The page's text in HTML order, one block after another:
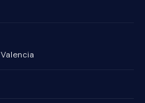
Valencia